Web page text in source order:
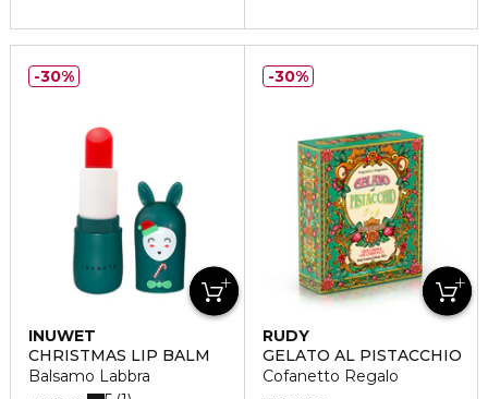
INUWET
CHRISTMAS LIP BALM
Balsamo Labbra
30%
RUDY
GELATO AL PISTACCHIO
Cofanetto Regalo
30%